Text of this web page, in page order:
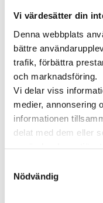
Vi värdesätter din
Denna webbplats
bättre
trafik, förbättra
och marknadsföring.
Vi delar viss
medier, annonsering
informationen
delat med dem eller
Nödvändig
Flying Tiger
Kjell & Co